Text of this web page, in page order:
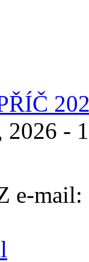
2026 -
e-mail: